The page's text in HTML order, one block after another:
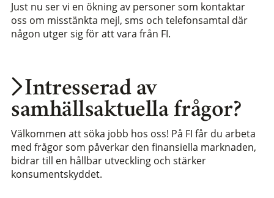
Intresserad av
samhällsaktuella frågor?
Välkommen att söka jobb hos oss! På FI får du arbeta
med frågor som påverkar den finansiella marknaden,
bidrar till en hållbar utveckling och stärker
konsumentskyddet.
Just nu ser vi en ökning av personer som kontaktar
oss om misstänkta mejl, sms och telefonsamtal där
någon utger sig för att vara från FI.